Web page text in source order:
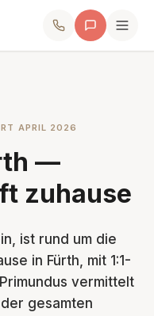
APRIL 2026
—
zuhause
ist rund um die
in Fürth, mit 1:1-
vermittelt
gesamten